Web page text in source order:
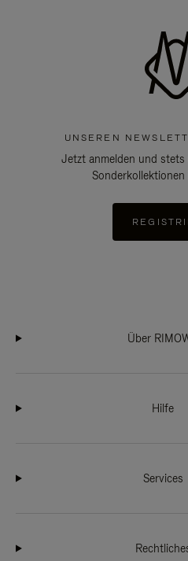
UNSEREN
Jetzt anmelden und
Über
Hilfe
Services